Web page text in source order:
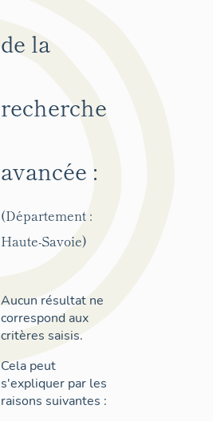
de la
recherche
avancée :
(Département :
Haute-Savoie)
Aucun résultat ne
correspond aux
critères saisis.
Cela peut
s'expliquer par les
raisons suivantes :